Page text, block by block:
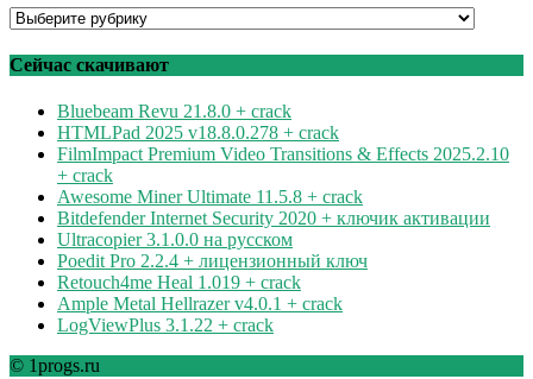
Программы
рубрикам
Сейчас скачивают
Bluebeam Revu 21.8.0 + crack
HTMLPad 2025 v18.8.0.278 + crack
FilmImpact Premium Video Transitions & Effects 2025.2.10
+ crack
Awesome Miner Ultimate 11.5.8 + crack
Bitdefender Internet Security 2020 + ключик активации
Ultracopier 3.1.0.0 на русском
Poedit Pro 2.2.4 + лицензионный ключ
Retouch4me Heal 1.019 + crack
Ample Metal Hellrazer v4.0.1 + crack
LogViewPlus 3.1.22 + crack
© 1progs.ru